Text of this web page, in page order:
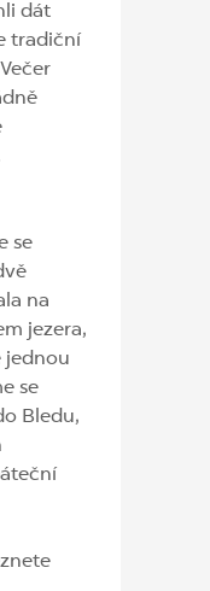
dát
tradiční
se
na
jezera,
jednou
se
Bledu,